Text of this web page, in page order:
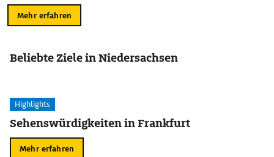
Mehr erfahren
Beliebte Ziele in Niedersachsen
Highlights
Sehenswürdigkeiten in Frankfurt
Mehr erfahren